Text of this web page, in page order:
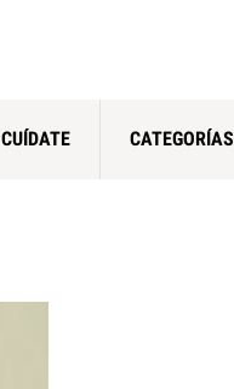
CUÍDATE CATEGORÍAS